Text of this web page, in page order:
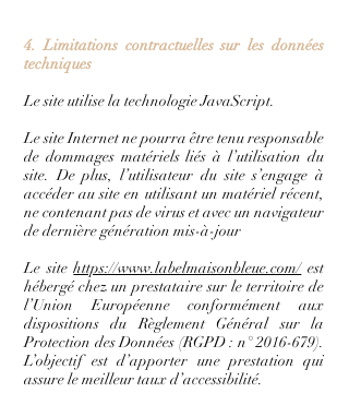
4. Limitations contractuelles sur les données
techniques
Le site utilise la technologie JavaScript.
Le site Internet ne pourra être tenu responsable
de dommages matériels liés à l’utilisation du
site. De plus, l’utilisateur du site s’engage à
accéder au site en utilisant un matériel récent,
ne contenant pas de virus et avec un navigateur
de dernière génération mis-à-jour
Le sitehttps://www.labelmaisonbleue.com/est
hébergé chez un prestataire sur le territoire de
l’Union Européenne conformément aux
dispositions du Règlement Général sur la
Protection des Données (RGPD : n°2016-679).
L’objectif est d’apporter une prestation qui
assure le meilleur taux d’accessibilité.